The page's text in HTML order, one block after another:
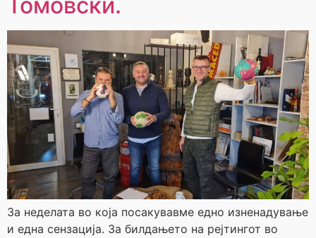
За неделата во која посакувавме едно изненадување
и една сензација. За билдањето на рејтингот во